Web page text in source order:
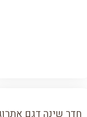
חדר שינה דגם